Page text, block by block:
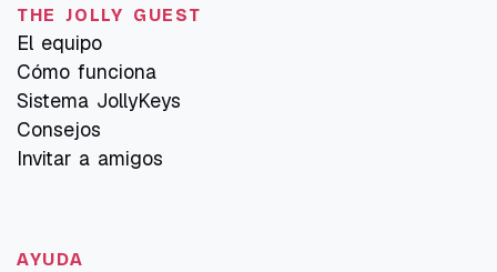
THE JOLLY GUEST
El equipo
Cómo funciona
Sistema JollyKeys
Consejos
Invitar a amigos
AYUDA